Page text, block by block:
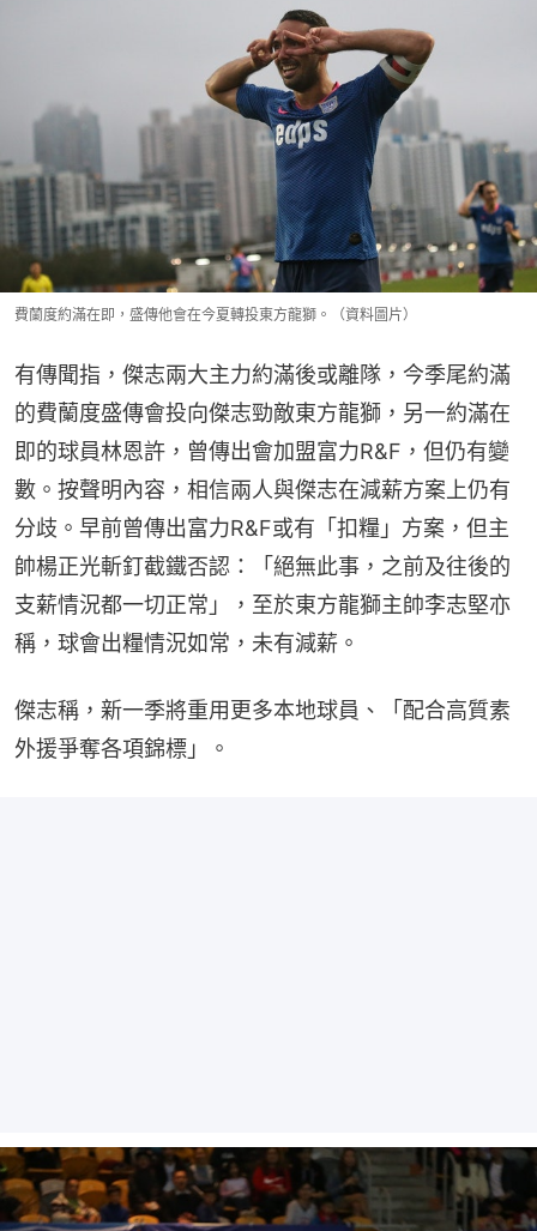
費蘭度約滿在即，盛傳他會在今夏轉投東方龍獅。（資料圖片）
有傳聞指，傑志兩大主力約滿後或離隊，今季尾約滿
的費蘭度盛傳會投向傑志勁敵東方龍獅，另一約滿在
即的球員林恩許，曾傳出會加盟富力R&F，但仍有變
數。按聲明內容，相信兩人與傑志在減薪方案上仍有
分歧。早前曾傳出富力R&F或有「扣糧」方案，但主
帥楊正光斬釘截鐵否認：「絕無此事，之前及往後的
支薪情況都一切正常」，至於東方龍獅主帥李志堅亦
稱，球會出糧情況如常，未有減薪。
傑志稱，新一季將重用更多本地球員、「配合高質素
外援爭奪各項錦標」。